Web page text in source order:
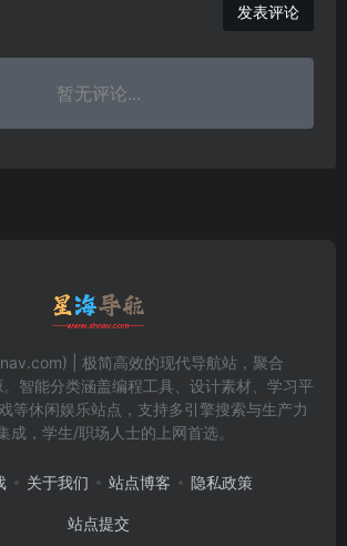
发表评论
暂无评论...
| 极简高效的现代导航站，聚合
智能分类涵盖编程工具、设计素材、学习平
等休闲娱乐站点，支持多引擎搜索与生产力
成，学生/职场人士的上网首选。
关于我们 站点博客 隐私政策
站点提交